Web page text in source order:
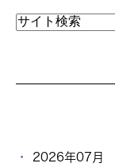
2026年07月